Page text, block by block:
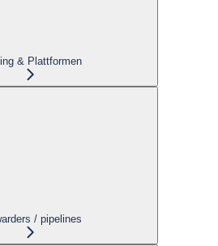
& Plattformen
/ pipelines